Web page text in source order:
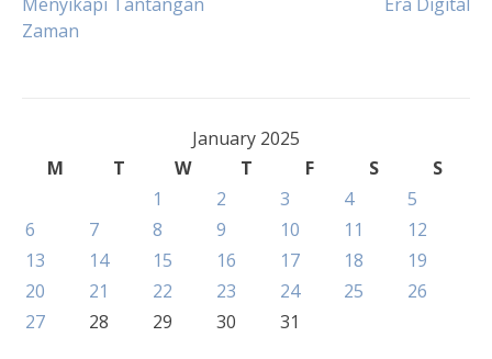
navigation
Zaman
January 2025
M
T W T F S
S
1
2 3 4
5
6
7 8 9 10 11
12
13
14 15 16 17 18
19
20
21 22 23 24 25
26
27
28 29 30 31